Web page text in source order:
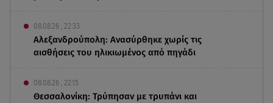
08.08.26 , 22:33
Αλεξανδρούπολη: Ανασύρθηκε χωρίς τις
αισθήσεις του ηλικιωμένος από πηγάδι
08.08.26 , 22:15
Θεσσαλονίκη: Τρύπησαν με τρυπάνι και